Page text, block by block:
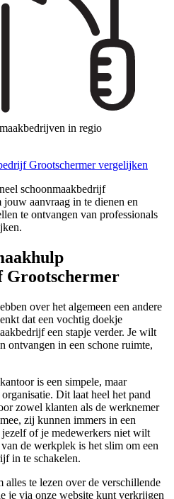
in regio
Grootschermer vergelijken
schoonmaakbedrijf
aanvraag in te dienen en
te ontvangen van professionals
Grootschermer
over het algemeen een andere
dat een vochtig doekje
een stapje verder. Je wilt
ontvangen in een schone ruimte,
is een simpele, maar
Dit laat heel het pand
zowel klanten als de werknemer
zij kunnen immers in een
of je medewerkers niet wilt
de werkplek is het slim om een
in te schakelen.
alles te lezen over de verschillende
je via onze website kunt verkrijgen